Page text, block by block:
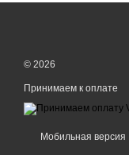
© 2026
Принимаем к оплате
Мобильная версия